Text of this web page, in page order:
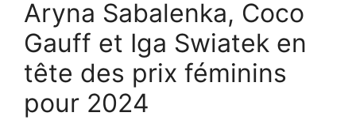
Aryna Sabalenka, Coco
Gauff et Iga Swiatek en
tête des prix féminins
pour 2024